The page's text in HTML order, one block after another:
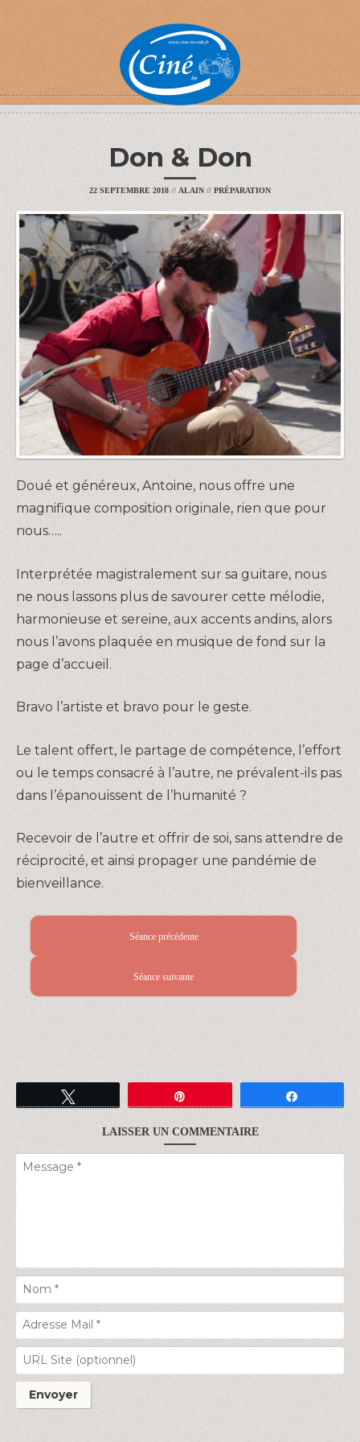
Don & Don
22 SEPTEMBRE 2018 // ALAIN // PRÉPARATION
Doué et généreux, Antoine, nous offre une
magnifique composition originale, rien que pour
nous…..
Interprétée magistralement sur sa guitare, nous
ne nous lassons plus de savourer cette mélodie,
harmonieuse et sereine, aux accents andins, alors
nous l’avons plaquée en musique de fond sur la
page d’accueil.
Bravo l’artiste et bravo pour le geste.
Le talent offert, le partage de compétence, l’effort
ou le temps consacré à l’autre, ne prévalent-ils pas
dans l’épanouissent de l’humanité ?
Recevoir de l’autre et offrir de soi, sans attendre de
réciprocité, et ainsi propager une pandémie de
bienveillance.
Séance précédente
Séance suivante
LAISSER UN COMMENTAIRE